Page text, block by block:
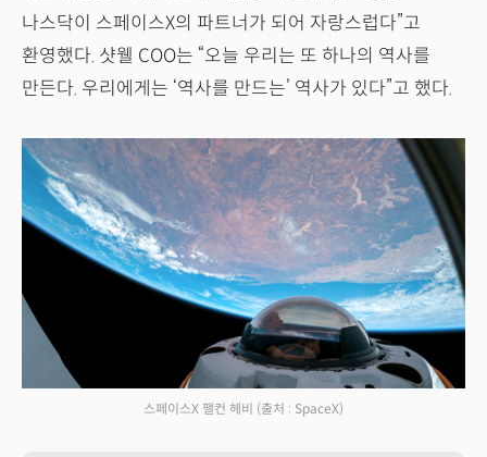
나스닥이 스페이스X의 파트너가 되어 자랑스럽다”고
환영했다. 샷웰 COO는 “오늘 우리는 또 하나의 역사를
만든다. 우리에게는 ‘역사를 만드는’ 역사가 있다”고 했다.
스페이스X 팰컨 헤비 (출처 : SpaceX)